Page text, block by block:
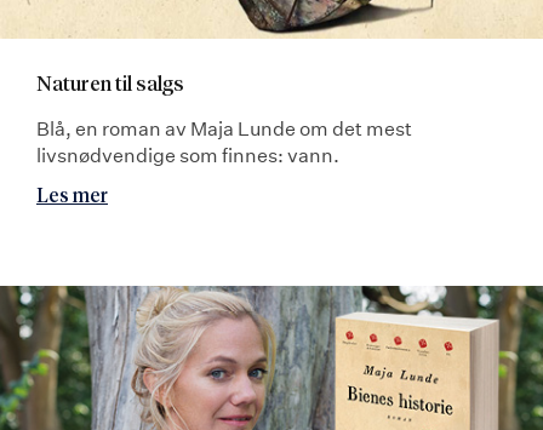
Naturen til salgs
Blå, en roman av Maja Lunde om det mest
livsnødvendige som finnes: vann.
Les mer